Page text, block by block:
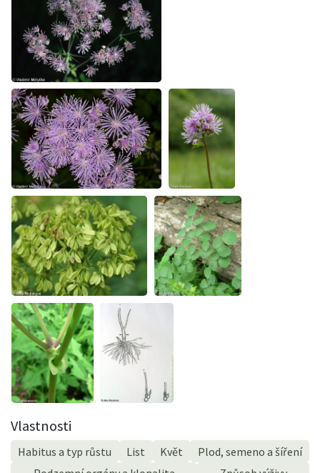
Vlastnosti
Habitus a typ růstu List Květ
Plod, semeno a šíření